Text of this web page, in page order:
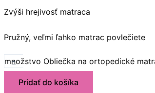
Zvýši hrejivosť matraca
Pružný, veľmi ľahko matrac povlečiete
-
množstvo Obliečka na ortopedické
Pridať do košíka